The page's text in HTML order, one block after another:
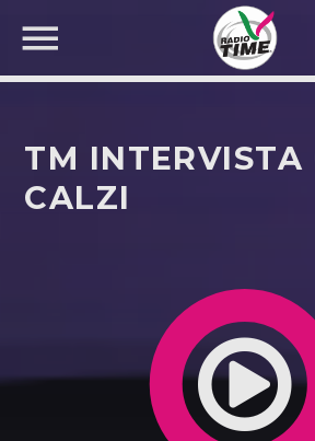
TM INTERVISTA
CALZI